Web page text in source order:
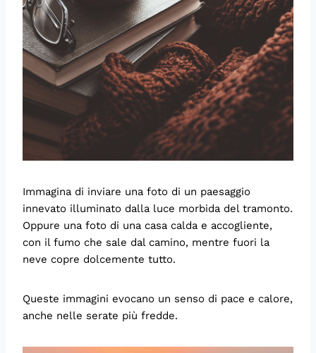
Immagina di inviare una foto di un paesaggio
innevato illuminato dalla luce morbida del tramonto.
Oppure una foto di una casa calda e accogliente,
con il fumo che sale dal camino, mentre fuori la
neve copre dolcemente tutto.
Queste immagini evocano un senso di pace e calore,
anche nelle serate più fredde.